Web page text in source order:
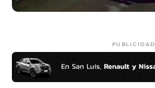
PUBLICIDAD